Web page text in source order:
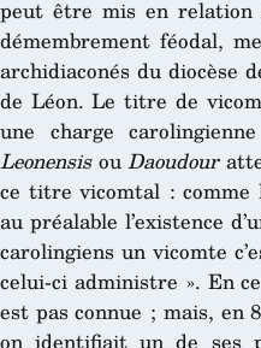
peut être mis en relation
démembrement féodal,
archidiaconés du diocèse
de Léon. Le titre de
une charge
LeonensisouDaoudour
ce titre vicomtal : comme
au préalable l’existence
carolingiens un vicomte
celui-ci administre ». En
est pas connue ; mais, en
on identifiait un de ses